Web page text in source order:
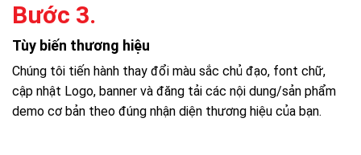
Bước 3.
Tùy biến thương hiệu
Chúng tôi tiến hành thay đổi màu sắc chủ đạo, font chữ,
cập nhật Logo, banner và đăng tải các nội dung/sản phẩm
demo cơ bản theo đúng nhận diện thương hiệu của bạn.